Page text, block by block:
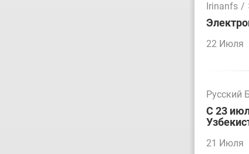
Irinanfs /
22 Июля
Русский
С 23
21 Июля